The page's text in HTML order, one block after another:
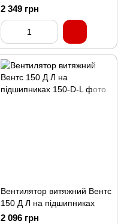
2 349 грн
Вентилятор витяжний Вентс
150 Д Л на підшипниках
2 096 грн